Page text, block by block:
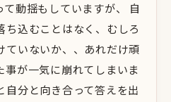
て動揺もしていますが、 自
ち込むことはなく、むしろ
ていないか、、あれだけ頑
事が一気に崩れてしまいま
自分と向き合って答えを出